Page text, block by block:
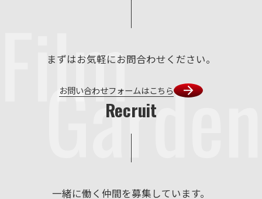
Film
Garden
まずはお気軽にお問合わせください。
お問い合わせフォームはこちら
Recruit
一緒に働く仲間を募集しています。